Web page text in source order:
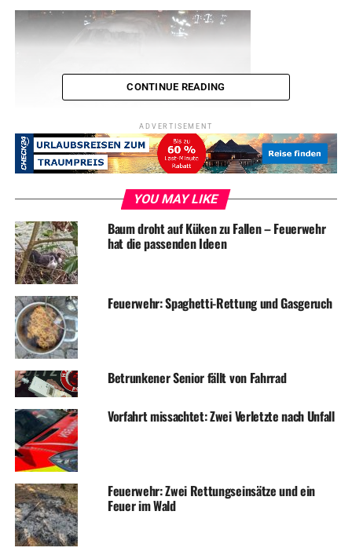
RELATED TOPICS: BLAULICHT NEWS
Guten Morgen 2015! :-)
Weiße Nach-Weihnacht: Jetzt kommt Schnee!
CONTINUE READING
ADVERTISEMENT
YOU MAY LIKE
Baum droht auf Küken zu Fallen – Feuerwehr
hat die passenden Ideen
Feuerwehr: Spaghetti-Rettung und Gasgeruch
Betrunkener Senior fällt von Fahrrad
Vorfahrt missachtet: Zwei Verletzte nach Unfall
Feuerwehr: Zwei Rettungseinsätze und ein
Feuer im Wald